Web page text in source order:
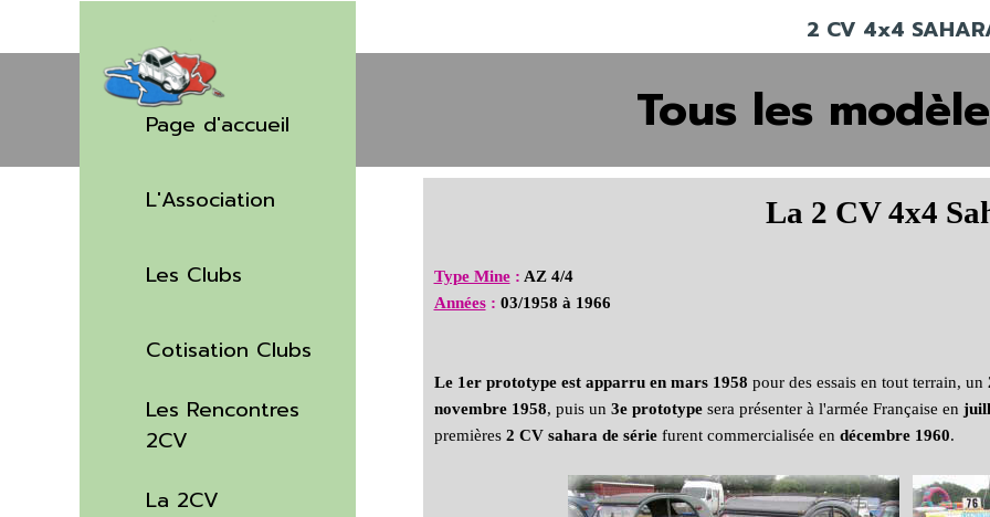
Page d'accueil
L'Association
Les Clubs
Cotisation Clubs
Les Rencontres
2CV
La 2CV
2 CV 4x4
Tous les
La 2 CV 4x4
Type Mine : AZ 4/4
Années : 03/1958 à 1966
Le 1er prototype est apparru en mars 1958 pour des essais en tout terrain, un
novembre 1958, puis un 3e prototype sera présenter à l'armée Française en
premières 2 CV sahara de série furent commercialisée en décembre 1960.